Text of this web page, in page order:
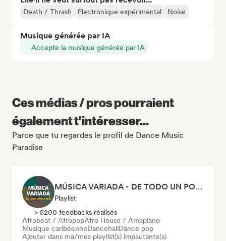
Death / Thrash Electronique expérimental Noise
Musique générée par IA
Accepte la musique générée par IA
Ces médias / pros pourraient
également t'intéresser...
Parce que tu regardes le profil de Dance Music
Paradise
MÚSICA VARIADA - DE TODO UN POCO
Playlist
> 5200 feedbacks réalisés
Afrobeat / AfropopAfro House / Amapiano
Musique caribéenneDancehallDance pop
Ajouter dans ma/mes playlist(s) impactante(s)